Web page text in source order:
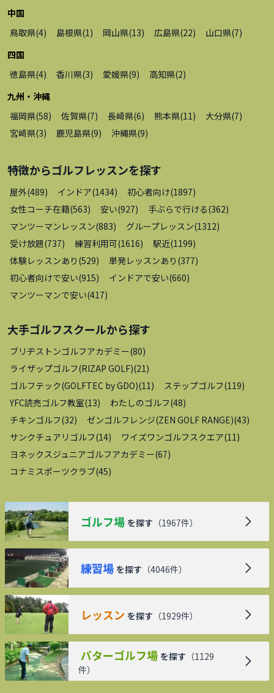
中国
鳥取県(4) 島根県(1 ) 岡山県(13) 広島県(22) 山口県(7)
四国
徳島県(4) 香川県(3) 愛媛県(9) 高知県(2)
九州・沖縄
福岡県(58) 佐賀県(7) 長崎県(6) 熊本県(11 ) 大分県(7)
宮崎県(3) 鹿児島県(9) 沖縄県(9)
特徴からゴルフレッスンを探す
屋外(489) インドア(1434) 初心者向け(1897)
女性コーチ在籍(563) 安い(927) 手ぶらで行ける(362)
マンツーマンレッスン(883) グループレッスン(1312)
受け放題(737) 練習利用可(1616) 駅近(1199)
体験レッスンあり (529) 単発レッスンあり (377)
初心者向けで安い(915) インドアで安い(660)
マンツーマンで安い(417)
大手ゴルフスクールから探す
ブリヂストンゴルフアカデミー(80)
ライザップゴルフ(RIZAP GOLF)(21 )
ゴルフテック(GOLFTEC by GDO)(11 ) ステップゴルフ(119)
YFC読売ゴルフ教室(13) わたしのゴルフ(48)
チキンゴルフ(32) ゼンゴルフレンジ(ZEN GOLF RANGE)(43)
サンクチュアリゴルフ(14) ワイズワンゴルフスクエア(11 )
ヨネックスジュニアゴルフアカデミー(67)
コナミスポーツクラブ(45)
ゴルフ場 を探す （1967件）
練習場 を探す （4046件）
レッスン を探す （1929件）
パターゴルフ場 を探す （1129
件）